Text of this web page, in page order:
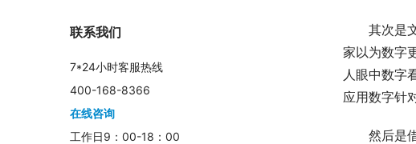
其次是文
家以为数字
人眼中数字
应用数字针
然后是借
联系我们
7*24小时客服热线
400-168-8366
在线咨询
工作日9：00-18：00